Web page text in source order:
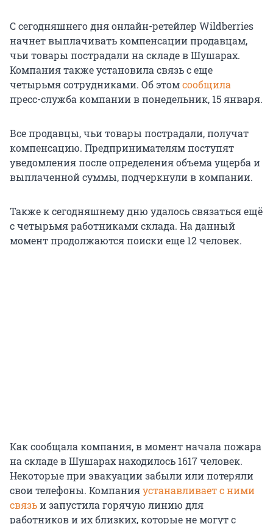
С сегодняшнего дня онлайн-ретейлер Wildberries
начнет выплачивать компенсации продавцам,
чьи товары пострадали на складе в Шушарах.
Компания также установила связь с еще
четырьмя сотрудниками. Об этомсообщила
пресс-служба компании в понедельник, 15 января.
Все продавцы, чьи товары пострадали, получат
компенсацию. Предпринимателям поступят
уведомления после определения объема ущерба и
выплаченной суммы, подчеркнули в компании.
Также к сегодняшнему дню удалось связаться ещё
с четырьмя работниками склада. На данный
момент продолжаются поиски еще 12 человек.
Как сообщала компания, в момент начала пожара
на складе в Шушарах находилось 1617 человек.
Некоторые при эвакуации забыли или потеряли
свои телефоны. Компанияустанавливает с ними
связьи запустила горячую линию для
работников и их близких, которые не могут с